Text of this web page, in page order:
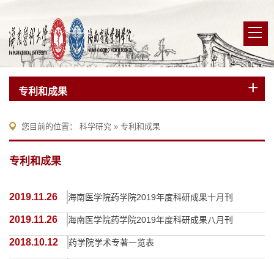
专利和成果
您目前的位置： 科学研究 » 专利和成果
专利和成果
2019.11.26 海南医学院药学院2019年度科研成果十月刊
2019.11.26 海南医学院药学院2019年度科研成果八月刊
2018.10.12 药学院学术专著一览表